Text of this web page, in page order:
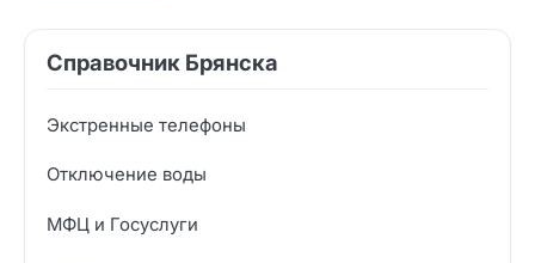
Справочник Брянска
Экстренные телефоны
Отключение воды
МФЦ и Госуслуги